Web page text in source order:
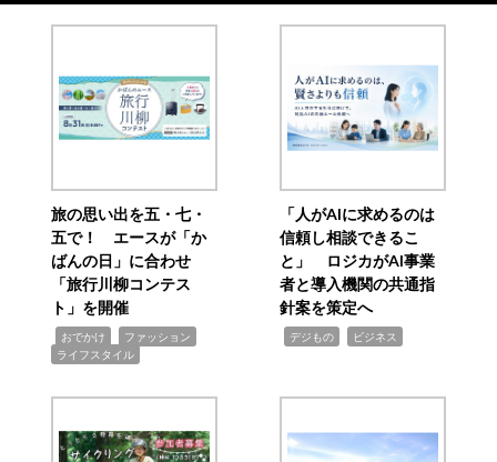
旅の思い出を五・七・
五で！ エースが「か
ばんの日」に合わせ
「旅行川柳コンテス
ト」を開催
おでかけ ファッション
ライフスタイル
「人がAIに求めるのは
信頼し相談できるこ
と」 ロジカがAI事業
者と導入機関の共通指
針案を策定へ
デジもの ビジネス